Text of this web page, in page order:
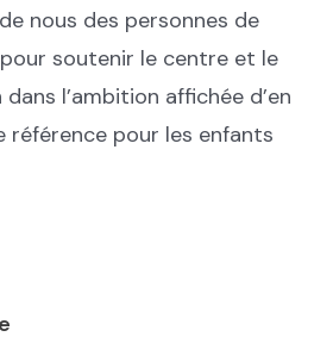
nous des personnes de
soutenir le centre et le
l’ambition affichée d’en
référence pour les enfants